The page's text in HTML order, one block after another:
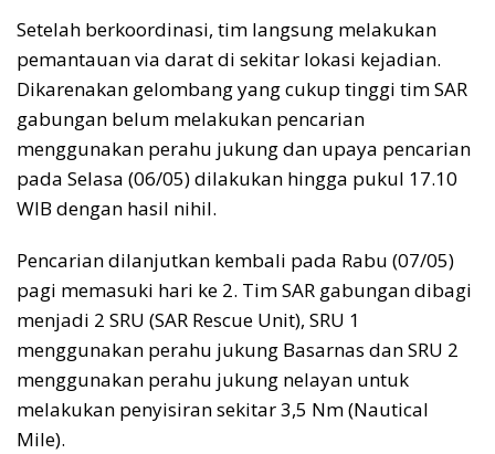
Setelah berkoordinasi, tim langsung melakukan
pemantauan via darat di sekitar lokasi kejadian.
Dikarenakan gelombang yang cukup tinggi tim SAR
gabungan belum melakukan pencarian
menggunakan perahu jukung dan upaya pencarian
pada Selasa (06/05) dilakukan hingga pukul 17.10
WIB dengan hasil nihil.
Pencarian dilanjutkan kembali pada Rabu (07/05)
pagi memasuki hari ke 2. Tim SAR gabungan dibagi
menjadi 2 SRU (SAR Rescue Unit), SRU 1
menggunakan perahu jukung Basarnas dan SRU 2
menggunakan perahu jukung nelayan untuk
melakukan penyisiran sekitar 3,5 Nm (Nautical
Mile).